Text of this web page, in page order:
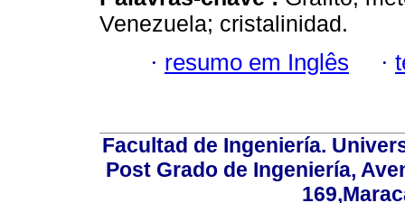
Venezuela; cristalinidad.
· resumo em Inglês ·
Facultad de Ingeniería.
Post Grado de Ingeniería,